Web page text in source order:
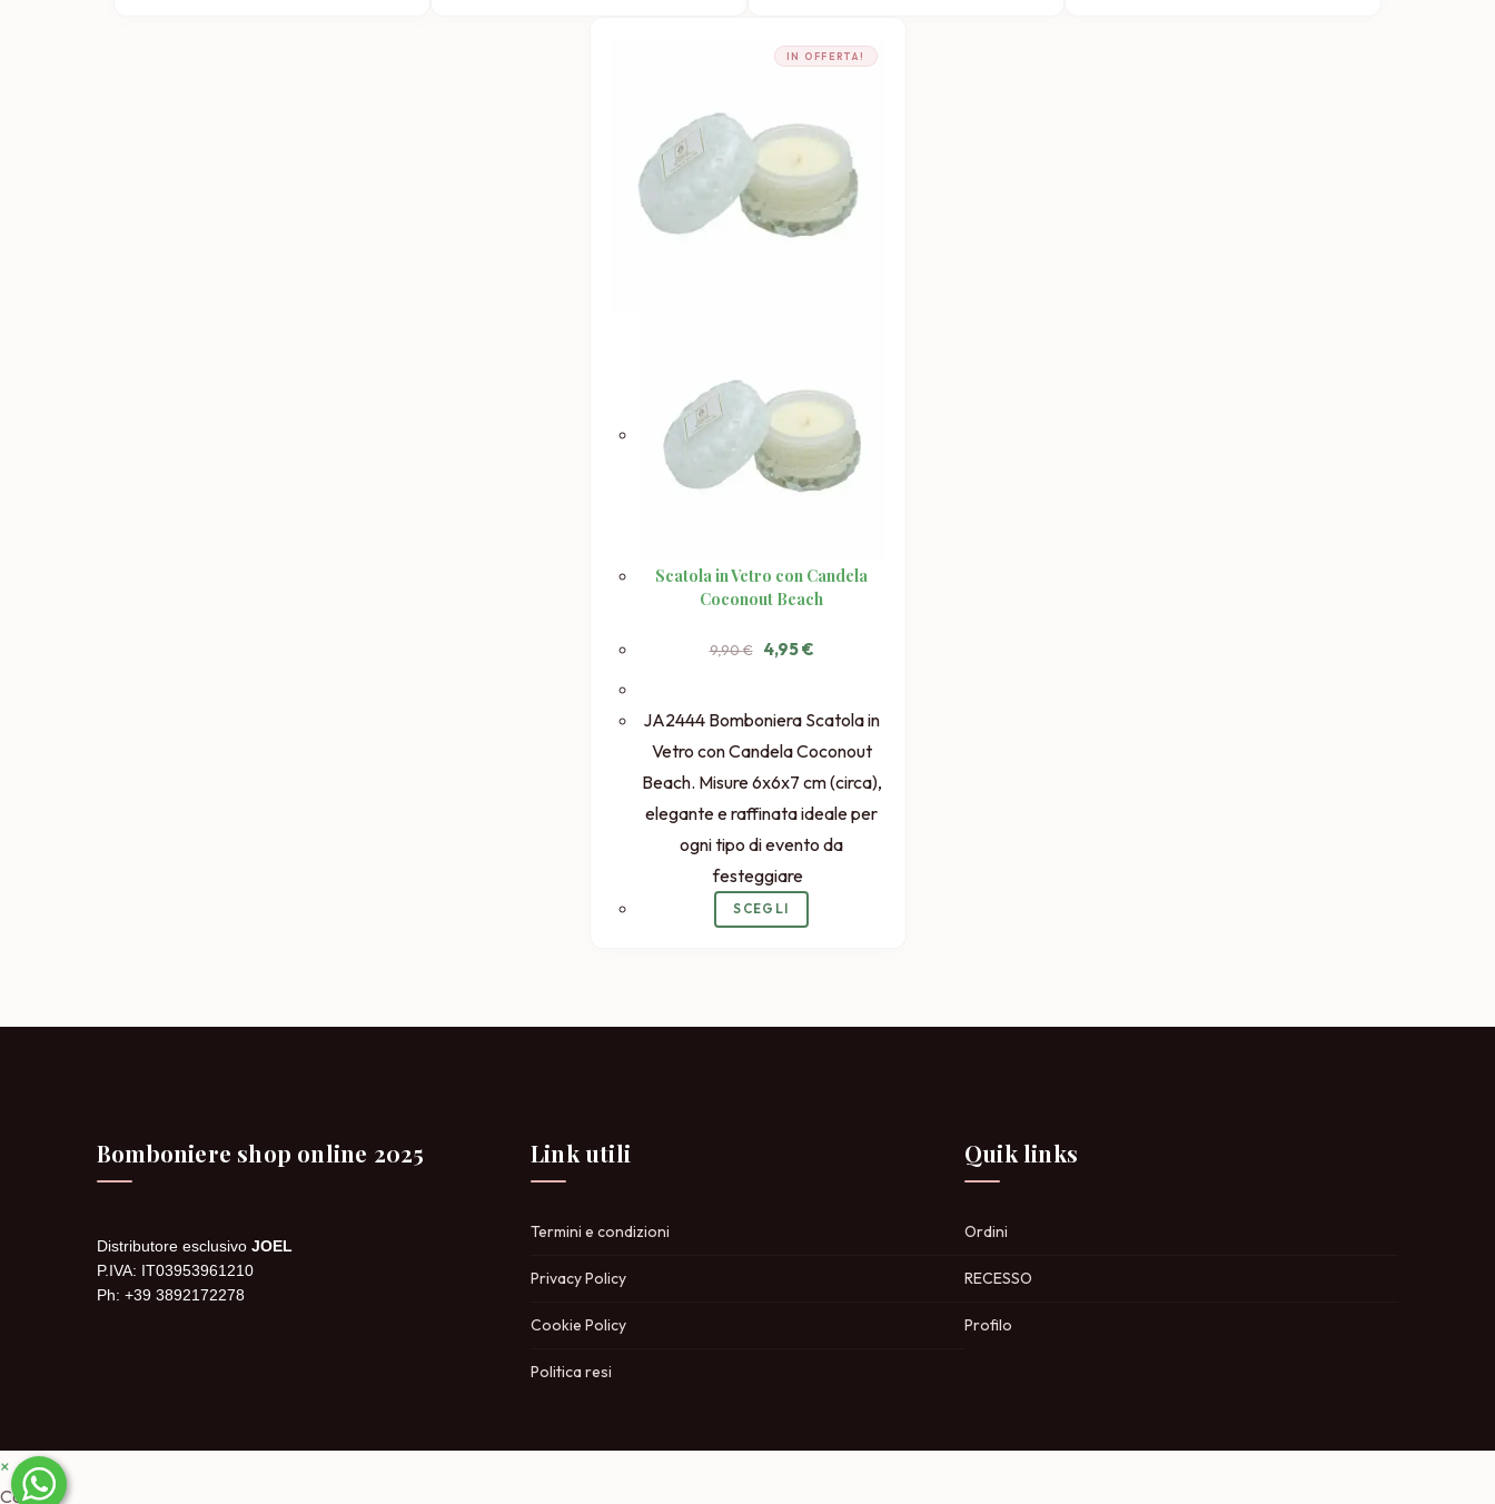
IN OFFERTA!
Scatola in Vetro con Candela
Coconout Beach
9,90€ Il
prezzo
9,90 €.
4,95€Il
4,95 €.
JA2444 Bomboniera Scatola in
Vetro con Candela Coconout
Beach. Misure 6x6x7 cm (circa),
elegante e raffinata ideale per
ogni tipo di evento da
festeggiare
SCEGLI
Bomboniere shop online 2025
Distributore esclusivo JOEL
P.IVA: IT03953961210
Ph: +39 3892172278
Link utili
Termini e condizioni
Privacy Policy
Cookie Policy
Politica resi
Quik links
Ordini
RECESSO
Profilo
×
Carrello